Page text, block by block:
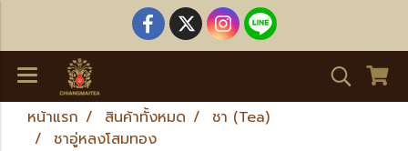
หน้าแรก สินค้าทั้งหมด
ชา (Tea)
ชาอู่หลงโสมทอง